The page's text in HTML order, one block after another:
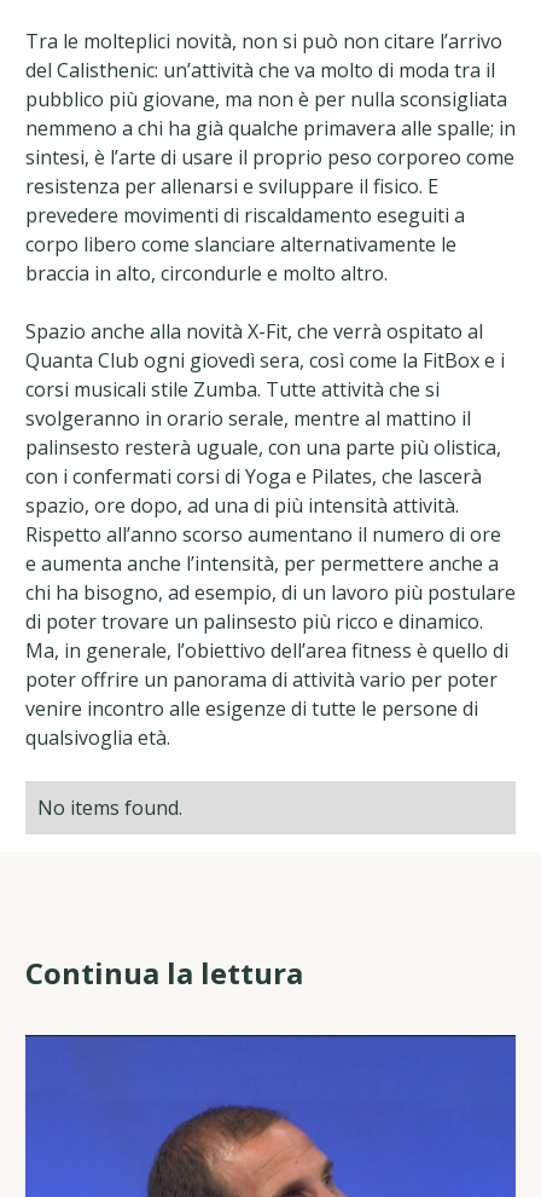
Tra le molteplici novità, non si può non citare l’arrivo
del Calisthenic: un’attività che va molto di moda tra il
pubblico più giovane, ma non è per nulla sconsigliata
nemmeno a chi ha già qualche primavera alle spalle; in
sintesi, è l’arte di usare il proprio peso corporeo come
resistenza per allenarsi e sviluppare il fisico. E
prevedere movimenti di riscaldamento eseguiti a
corpo libero come slanciare alternativamente le
braccia in alto, circondurle e molto altro.
Spazio anche alla novità X-Fit, che verrà ospitato al
Quanta Club ogni giovedì sera, così come la FitBox e i
corsi musicali stile Zumba. Tutte attività che si
svolgeranno in orario serale, mentre al mattino il
palinsesto resterà uguale, con una parte più olistica,
con i confermati corsi di Yoga e Pilates, che lascerà
spazio, ore dopo, ad una di più intensità attività.
Rispetto all’anno scorso aumentano il numero di ore
e aumenta anche l’intensità, per permettere anche a
chi ha bisogno, ad esempio, di un lavoro più postulare
di poter trovare un palinsesto più ricco e dinamico.
Ma, in generale, l’obiettivo dell’area fitness è quello di
poter offrire un panorama di attività vario per poter
venire incontro alle esigenze di tutte le persone di
qualsivoglia età.
No items found.
Continua la lettura